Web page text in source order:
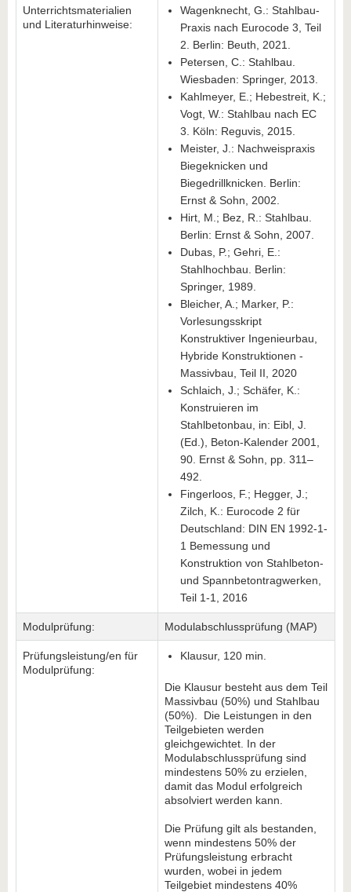
Unterrichtsmaterialien
und Literaturhinweise:
Wagenknecht, G.: Stahlbau-
Praxis nach Eurocode 3, Teil
2. Berlin: Beuth, 2021.
Petersen, C.: Stahlbau.
Wiesbaden: Springer, 2013.
Kahlmeyer, E.; Hebestreit, K.;
Vogt, W.: Stahlbau nach EC
3. Köln: Reguvis, 2015.
Meister, J.: Nachweispraxis
Biegeknicken und
Biegedrillknicken. Berlin:
Ernst & Sohn, 2002.
Hirt, M.; Bez, R.: Stahlbau.
Berlin: Ernst & Sohn, 2007.
Dubas, P.; Gehri, E.:
Stahlhochbau. Berlin:
Springer, 1989.
Bleicher, A.; Marker, P.:
Vorlesungsskript
Konstruktiver Ingenieurbau,
Hybride Konstruktionen -
Massivbau, Teil II, 2020
Schlaich, J.; Schäfer, K.:
Konstruieren im
Stahlbetonbau, in: Eibl, J.
(Ed.), Beton-Kalender 2001,
90. Ernst & Sohn, pp. 311–
492.
Fingerloos, F.; Hegger, J.;
Zilch, K.: Eurocode 2 für
Deutschland: DIN EN 1992-1-
1 Bemessung und
Konstruktion von Stahlbeton-
und Spannbetontragwerken,
Teil 1-1, 2016
Modulprüfung: Modulabschlussprüfung (MAP)
Prüfungsleistung/en für
Modulprüfung:
Klausur, 120 min.
Die Klausur besteht aus dem Teil
Massivbau (50%) und Stahlbau
(50%). Die Leistungen in den
Teilgebieten werden
gleichgewichtet. In der
Modulabschlussprüfung sind
mindestens 50% zu erzielen,
damit das Modul erfolgreich
absolviert werden kann.
Die Prüfung gilt als bestanden,
wenn mindestens 50% der
Prüfungsleistung erbracht
wurden, wobei in jedem
Teilgebiet mindestens 40%